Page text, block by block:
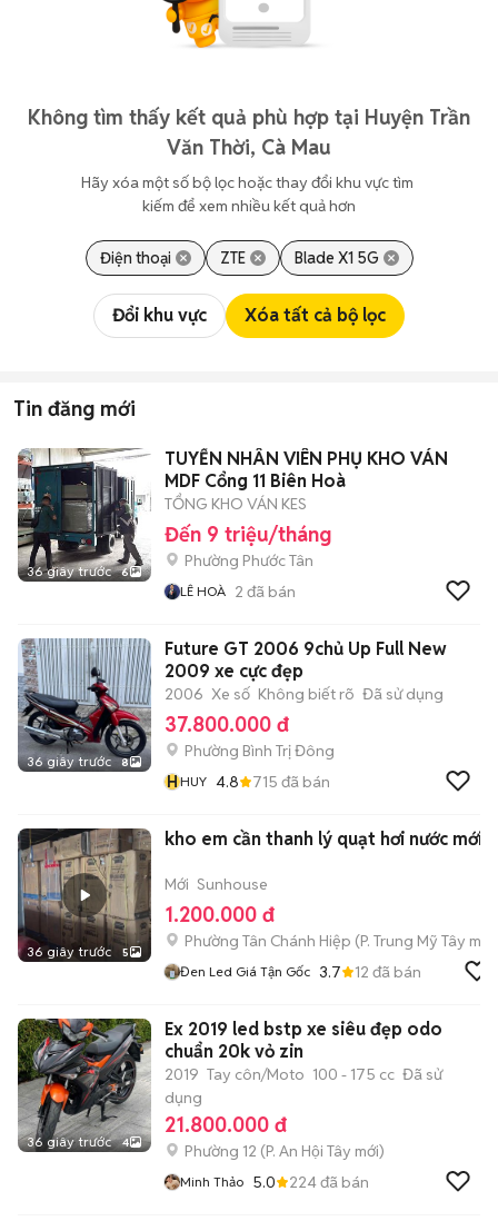
Không tìm thấy kết quả phù hợp tại Huyện Trần
Văn Thời, Cà Mau
Hãy xóa một số bộ lọc hoặc thay đổi khu vực tìm
kiếm để xem nhiều kết quả hơn
Điện thoại ZTE Blade X1 5G
Đổi khu vực Xóa tất cả bộ lọc
Tin đăng mới
36 giây trước 6
TUYỂN NHÂN VIÊN PHỤ KHO VÁN
MDF Cổng 11 Biên Hoà
TỔNG KHO VÁN KES
Đến 9 triệu/tháng
Phường Phước Tân
LÊ HOÀ 2 đã bán
36 giây trước 8
Future GT 2006 9chủ Up Full New
2009 xe cực đẹp
2006 Xe số Không biết rõ Đã sử dụng
37.800.000 đ
Phường Bình Trị Đông
HHUY 4.8 715 đã bán
36 giây trước 5
kho em cần thanh lý quạt hơi nước mới
Mới Sunhouse
1.200.000 đ
Phường Tân Chánh Hiệp (P. Trung Mỹ Tây mới)
Đen Led Giá Tận Gốc 3.7 12 đã bán
36 giây trước 4
Ex 2019 led bstp xe siêu đẹp odo
chuẩn 20k vỏ zin
2019 Tay côn/Moto 100 - 175 cc Đã sử
dụng
21.800.000 đ
Phường 12 (P. An Hội Tây mới)
Minh Thảo 5.0 224đã bán